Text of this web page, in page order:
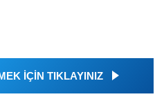
İÇİN TIKLAYINIZ